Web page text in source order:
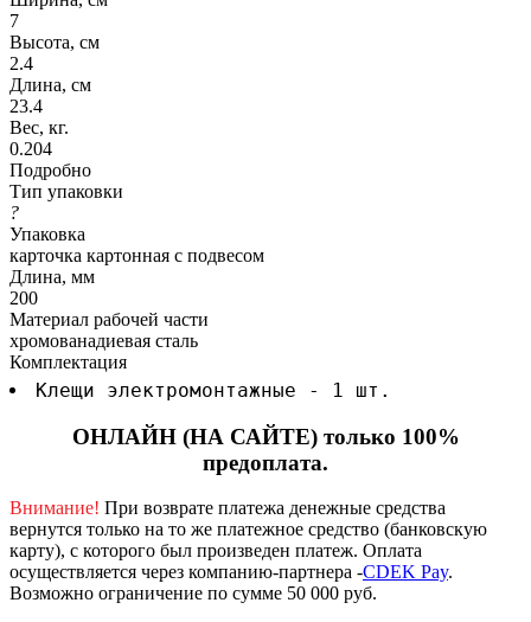
7
Высота, см
2.4
Длина, см
23.4
Вес, кг.
0.204
Подробно
Тип упаковки
?
Упаковка
карточка картонная с подвесом
Длина, мм
200
Материал рабочей части
хромованадиевая сталь
Комплектация
Клещи электромонтажные - 1 шт.
ОНЛАЙН (НА САЙТЕ) только 100%
предоплата.
Внимание! При возврате платежа денежные средства
вернутся только на то же платежное средство (банковскую
карту), с которого был произведен платеж. Оплата
осуществляется через компанию-партнера -CDEK Pay.
Возможно ограничение по сумме 50 000 руб.